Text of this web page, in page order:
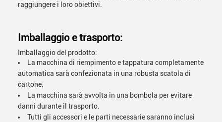
raggiungere i loro obiettivi.
Imballaggio e trasporto:
Imballaggio del prodotto:
La macchina di riempimento e tappatura completamente
automatica sarà confezionata in una robusta scatola di
cartone.
La macchina sarà avvolta in una bombola per evitare
danni durante il trasporto.
Tutti gli accessori e le parti necessarie saranno inclusi